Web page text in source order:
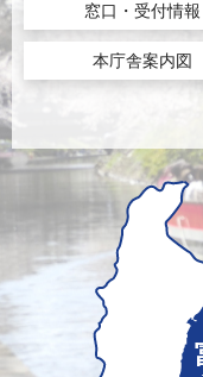
窓口・受付情報
本庁舎案内図